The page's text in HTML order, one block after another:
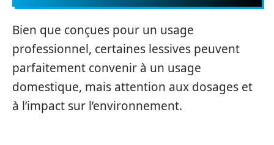
Bien que conçues pour un usage
professionnel, certaines lessives peuvent
parfaitement convenir à un usage
domestique, mais attention aux dosages et
à l’impact sur l’environnement.